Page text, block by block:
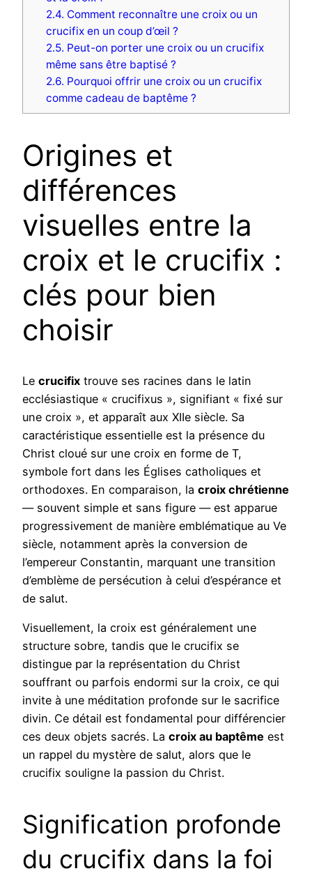
2.4. Comment reconnaître une croix ou un
crucifix en un coup d’œil ?
2.5. Peut-on porter une croix ou un crucifix
même sans être baptisé ?
2.6. Pourquoi offrir une croix ou un crucifix
comme cadeau de baptême ?
Origines et
différences
visuelles entre la
croix et le crucifix :
clés pour bien
choisir
Le crucifix trouve ses racines dans le latin
ecclésiastique « crucifixus », signifiant « fixé sur
une croix », et apparaît aux XIIe siècle. Sa
caractéristique essentielle est la présence du
Christ cloué sur une croix en forme de T,
symbole fort dans les Églises catholiques et
orthodoxes. En comparaison, la croix chrétienne
— souvent simple et sans figure — est apparue
progressivement de manière emblématique au Ve
siècle, notamment après la conversion de
l’empereur Constantin, marquant une transition
d’emblème de persécution à celui d’espérance et
de salut.
Visuellement, la croix est généralement une
structure sobre, tandis que le crucifix se
distingue par la représentation du Christ
souffrant ou parfois endormi sur la croix, ce qui
invite à une méditation profonde sur le sacrifice
divin. Ce détail est fondamental pour différencier
ces deux objets sacrés. La croix au baptême est
un rappel du mystère de salut, alors que le
crucifix souligne la passion du Christ.
Signification profonde
du crucifix dans la foi